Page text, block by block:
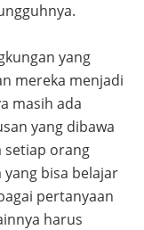
yang
mereka menjadi
masih ada
yang dibawa
setiap orang
bisa belajar
pertanyaan
harus